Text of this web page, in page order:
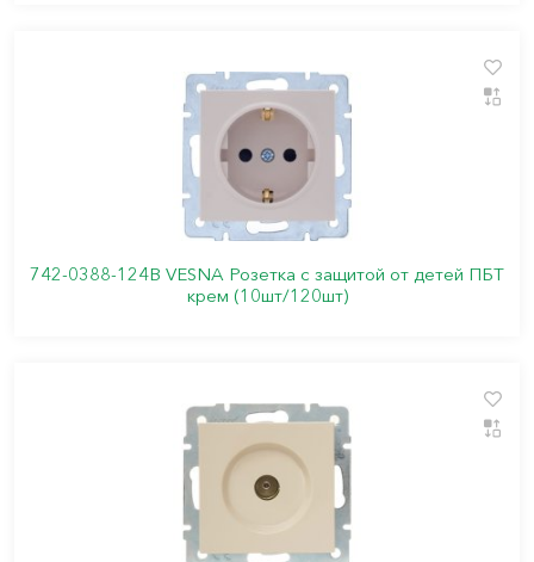
742-0388-124B VESNA Розетка с защитой от детей ПБТ
крем (10шт/120шт)